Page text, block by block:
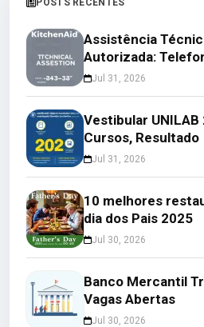
POSTS RECENTES
Assistência
Autorizada:
Jul 31, 2026
Vestibular
Cursos, Resultado
Jul 31, 2026
10 melhores
dia dos Pais 2025
Jul 30, 2026
Banco Mercantil
Vagas Abertas
Jul 30, 2026